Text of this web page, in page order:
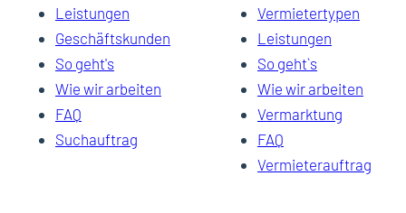
Leistungen
Geschäftskunden
So geht's
Wie wir arbeiten
FAQ
Suchauftrag
Vermietertypen
Leistungen
So geht`s
Wie wir arbeiten
Vermarktung
FAQ
Vermieterauftrag